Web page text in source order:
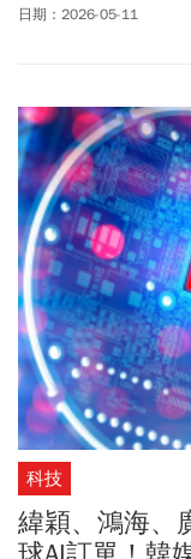
此事件的看法，也想
日期：2026-05-11
科技
緯穎、鴻海、